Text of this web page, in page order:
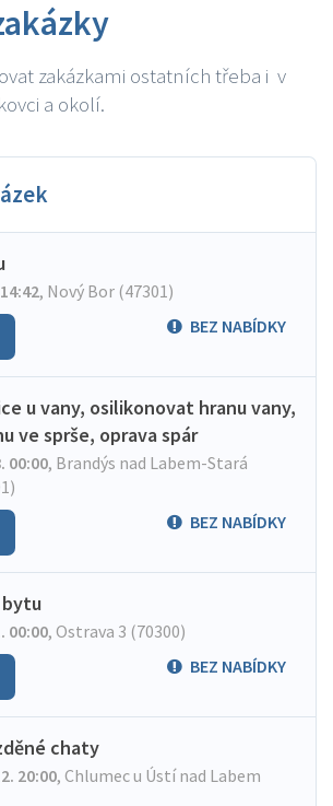
zakázkami ostatních třeba i v
a okolí.
, Nový Bor (47301)
BEZ NABÍDKY
u vany, osilikonovat hranu vany,
ve sprše, oprava spár
00:00, Brandýs nad Labem-Stará
BEZ NABÍDKY
bytu
00:00, Ostrava 3 (70300)
BEZ NABÍDKY
chaty
20:00, Chlumec u Ústí nad Labem